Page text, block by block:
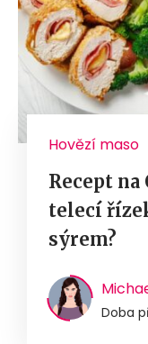
Hovězí maso
Recept na
telecí
sýrem?
Doba